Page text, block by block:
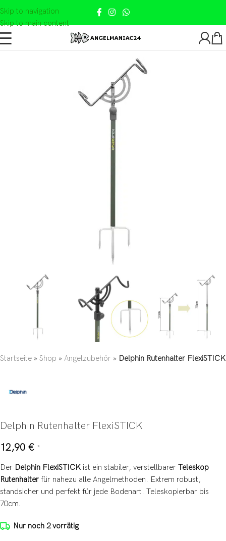
Skip to navigation
Skip to main content
Startseite » Shop » Angelzubehör » Delphin Rutenhalter FlexiSTICK
Delphin Rutenhalter FlexiSTICK
12,90 € *
Der Delphin FlexiSTICK ist ein stabiler, verstellbarer Teleskop
Rutenhalter für nahezu alle Angelmethoden. Extrem robust,
standsicher und perfekt für jede Bodenart. Teleskopierbar bis
70cm.
Nur noch 2 vorrätig